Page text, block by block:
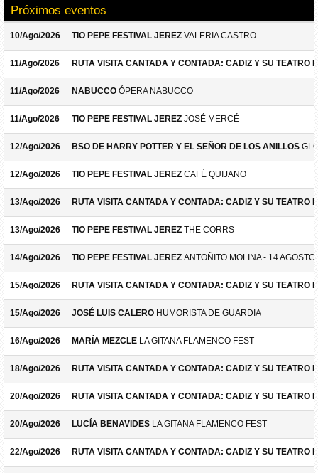
Próximos eventos
10/Ago/2026 TIO PEPE FESTIVAL JEREZ VALERIA CASTRO
11/Ago/2026 RUTA VISITA CANTADA Y CONTADA: CADIZ Y SU TEATRO
11/Ago/2026 NABUCCO ÓPERA NABUCCO
11/Ago/2026 TIO PEPE FESTIVAL JEREZ JOSÉ MERCÉ
12/Ago/2026 BSO DE HARRY POTTER Y EL SEÑOR DE LOS ANILLOS
12/Ago/2026 TIO PEPE FESTIVAL JEREZ CAFÉ QUIJANO
13/Ago/2026 RUTA VISITA CANTADA Y CONTADA: CADIZ Y SU TEATRO
13/Ago/2026 TIO PEPE FESTIVAL JEREZ THE CORRS
14/Ago/2026 TIO PEPE FESTIVAL JEREZ ANTOÑITO MOLINA - 14 AGOSTO
15/Ago/2026 RUTA VISITA CANTADA Y CONTADA: CADIZ Y SU TEATRO
15/Ago/2026 JOSÉ LUIS CALERO HUMORISTA DE GUARDIA
16/Ago/2026 MARÍA MEZCLE LA GITANA FLAMENCO FEST
18/Ago/2026 RUTA VISITA CANTADA Y CONTADA: CADIZ Y SU TEATRO
20/Ago/2026 RUTA VISITA CANTADA Y CONTADA: CADIZ Y SU TEATRO
20/Ago/2026 LUCÍA BENAVIDES LA GITANA FLAMENCO FEST
22/Ago/2026 RUTA VISITA CANTADA Y CONTADA: CADIZ Y SU TEATRO